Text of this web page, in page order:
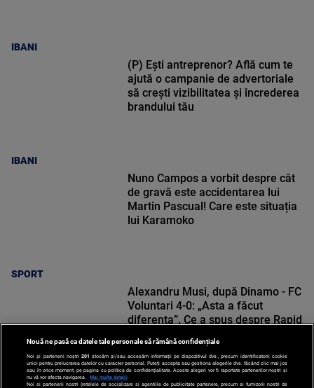
IBANI
IBANI
(P) Ești antreprenor? Află cum te
ajută o campanie de advertoriale
să crești vizibilitatea și încrederea
brandului tău
SPORT
Nuno Campos a vorbit despre cât
de gravă este accidentarea lui
Martin Pascual! Care este situația
lui Karamoko
Alexandru Musi, după Dinamo - FC
Voluntari 4-0: „Asta a făcut
diferența”. Ce a spus despre Rapid
Nouă ne pasă ca datele tale personale să rămână confidențiale
Noi și partenerii noștri 201 stocăm și/sau accesăm informații pe dispozitivul dvs., precum identificatorii cookie
unici pentru prelucrarea datelor cu caracter personal. Puteți accepta sau gestiona alegerile dvs. făcând clic mai jos
sau în orice moment, pe pagina cu politica de confidențialitate. Aceste alegeri vor fi raportate partenerilor noștri și
nu vă vor afecta navigarea.
Mai multe detalii
Noi si partenerii nostri (retelele de socializare si agentiile de publicitate partenere, precum si furnizorii nostri de